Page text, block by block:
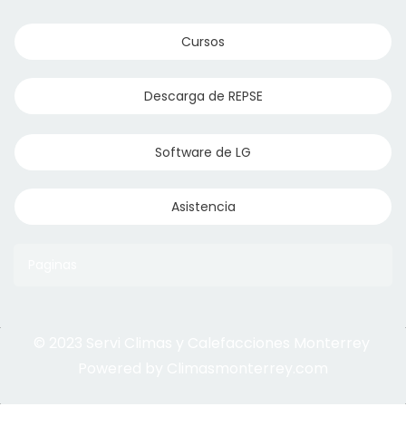
Cursos
Descarga de REPSE
Software de LG
Asistencia